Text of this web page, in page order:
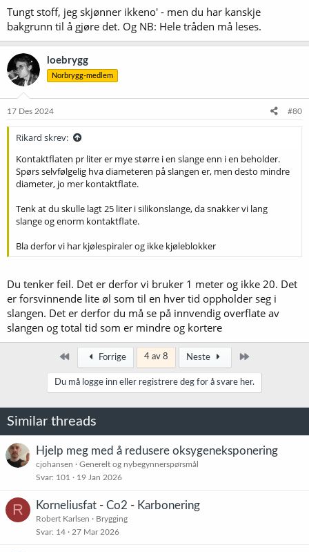
Tungt stoff, jeg skjønner ikkeno' - men du har kanskje
bakgrunn til å gjøre det. Og NB: Hele tråden må leses.
loebrygg
Norbrygg-medlem
17 Des 2024 #80
Rikard skrev:
Kontaktflaten pr liter er mye større i en slange enn i en beholder.
Spørs selvfølgelig hva diameteren på slangen er, men desto mindre
diameter, jo mer kontaktflate.
Tenk at du skulle lagt 25 liter i silikonslange, da snakker vi lang
slange og enorm kontaktflate.
Bla derfor vi har kjølespiraler og ikke kjøleblokker
Du tenker feil. Det er derfor vi bruker 1 meter og ikke 20. Det
er forsvinnende lite øl som til en hver tid oppholder seg i
slangen. Det er derfor du må se på innvendig overflate av
slangen og total tid som er mindre og kortere
Først Forrige 4 av 8 Neste
Du må logge inn eller registrere deg for å svare her.
Similar threads
Hjelp meg med å redusere oksygeneksponering
cjohansen
Generelt og nybegynnerspørsmål
Svar 101 19 Jan 2026
R Korneliusfat - Co2 - Karbonering
Robert Karlsen
Brygging
Svar 14 27 Mar 2026